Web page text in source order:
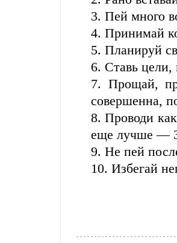
3. Пей много
4. Принимай
5. Планируй
6. Ставь
7. Прощай,
совершенна,
8. Проводи
еще лучше —
9. Не пей
10. Избегай